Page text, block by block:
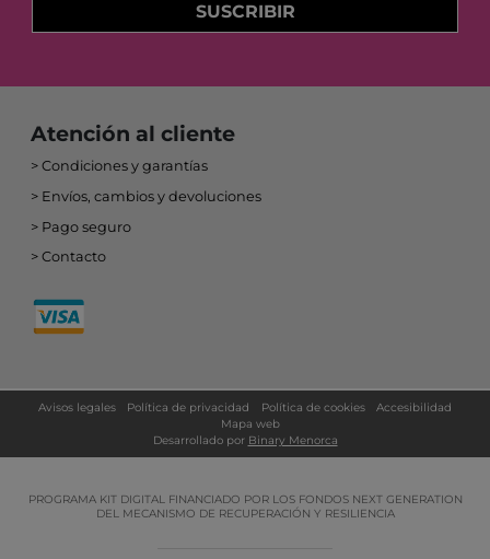
SUSCRIBIR
Atención al cliente
Condiciones y garantías
Envíos, cambios y devoluciones
Pago seguro
Contacto
Avisos legales Política de privacidad Política de cookies
Accesibilidad
Mapa web
Desarrollado por Binary Menorca
PROGRAMA KIT DIGITAL FINANCIADO POR LOS FONDOS NEXT GENERATION
DEL MECANISMO DE RECUPERACIÓN Y RESILIENCIA